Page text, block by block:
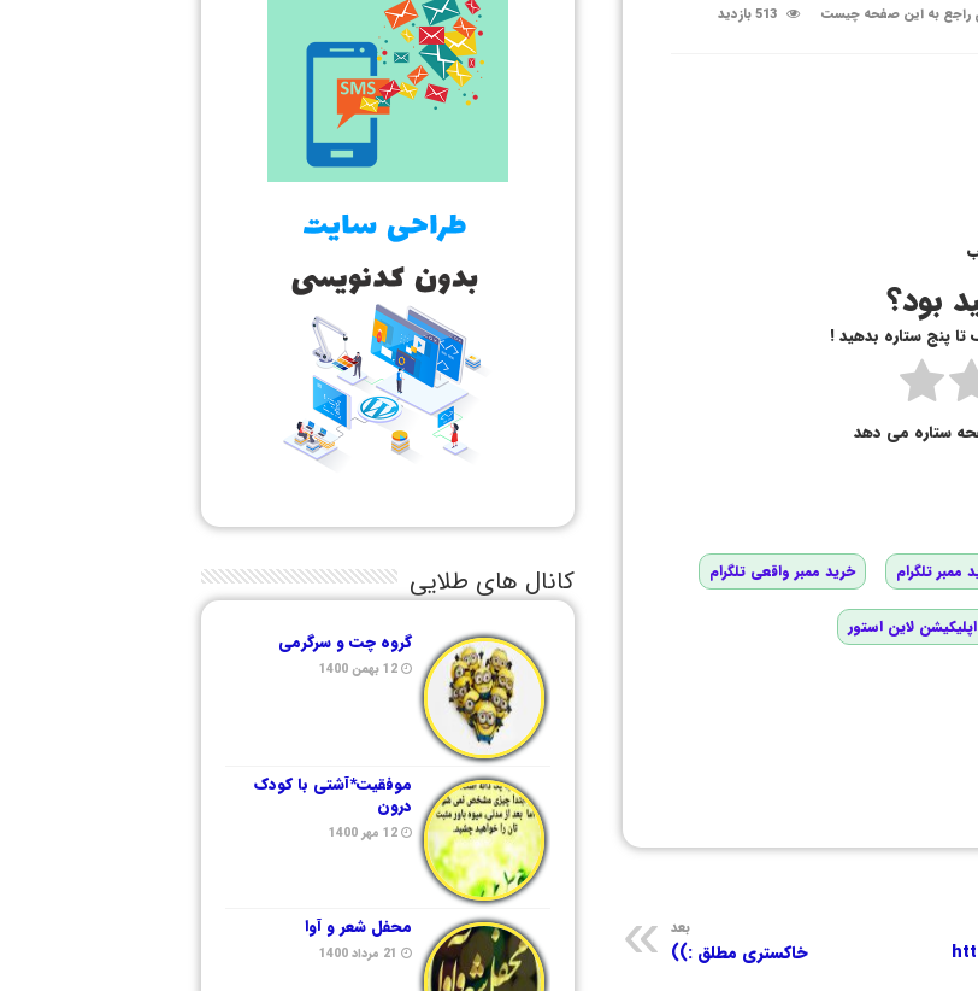
راجع به این صفحه چیست 513 بازدید
بود؟
تا پنج ستاره بدهید !
ستاره می دهد
ممبر تلگرام خرید ممبر واقعی تلگرام
اپلیکیشن لاین استور
بعد
خاکستری مطلق :))
کانال های طلایی
گروه چت و سرگرمی
12 بهمن 1400
موفقیت*آشتی با کودک
درون
12 مهر 1400
محفل شعر و آوا
21 مرداد 1400